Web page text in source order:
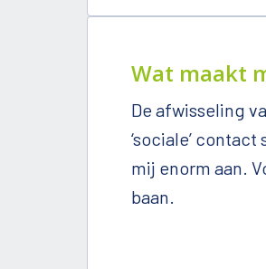
Wat maakt
De afwisseling
‘sociale’ contact
mij enorm aan.
baan.